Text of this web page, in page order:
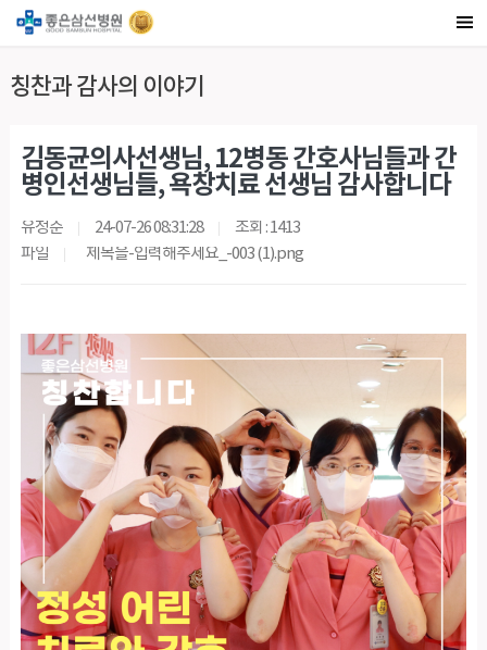
칭찬과 감사의 이야기
김동균의사선생님, 12병동 간호사님들과 간
병인선생님들, 욕창치료 선생님 감사합니다
유정순 24-07-26 08:31:28
조회 : 1413
파일
제목을-입력해주세요_-003 (1).png